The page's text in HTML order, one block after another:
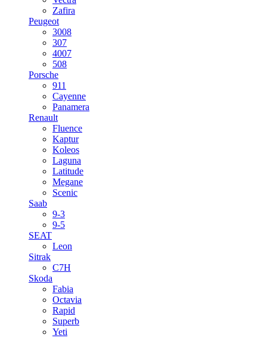
Zafira
Peugeot
3008
307
4007
508
Porsche
911
Cayenne
Panamera
Renault
Fluence
Kaptur
Koleos
Laguna
Latitude
Megane
Scenic
Saab
9-3
9-5
SEAT
Leon
Sitrak
C7H
Skoda
Fabia
Octavia
Rapid
Superb
Yeti